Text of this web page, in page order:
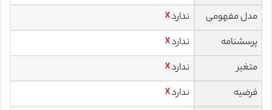
مدل مفهومی
ندارد☓
پرسشنامه
ندارد☓
متغیر
ندارد☓
فرضیه
ندارد☓